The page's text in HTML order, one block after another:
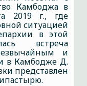
Камбоджа в
2019 г., где
ситуацией
в этой
встреча
и
в Камбодже Д.
представлен